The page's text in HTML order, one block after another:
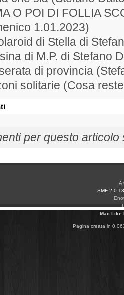
O POI DI FOLLIA
1.01.2023)
di Stella di
di M.P. di Stefano
di provincia
solitarie (Cosa
per questo articolo
A
SMF 2.0.13
Mac Like
Pagina creata in